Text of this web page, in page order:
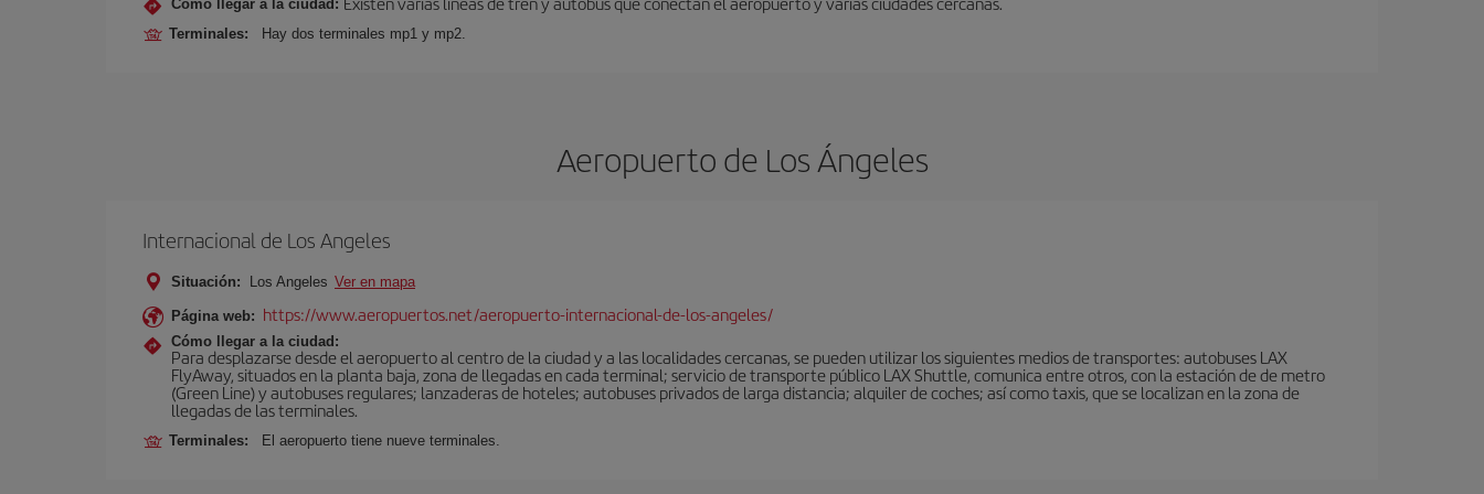
Cómo llegar a la ciudad:
Terminales: Hay dos terminales mp1 y mp2.
Aeropuerto de Los Ángeles
Internacional de Los Angeles
Situación: Los Angeles Ver en mapa
Página web: https://www.aeropuertos.net/aeropuerto-internacional-de-los-angeles/
Cómo llegar a la ciudad:
Para desplazarse desde el aeropuerto al centro de la ciudad y a las localidades cercanas, se pueden utilizar los siguientes medios de transportes: autobuses LAX
FlyAway, situados en la planta baja, zona de llegadas en cada terminal; servicio de transporte público LAX Shuttle, comunica entre otros, con la estación de de metro
(Green Line) y autobuses regulares; lanzaderas de hoteles; autobuses privados de larga distancia; alquiler de coches; así como taxis, que se localizan en la zona de
llegadas de las terminales.
Terminales: El aeropuerto tiene nueve terminales.